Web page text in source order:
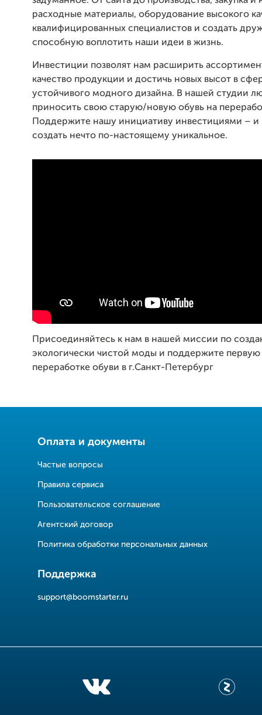
расходные материалы, оборудование высокого
квалифицированных специалистов и создать
способную воплотить наши идеи в жизнь.
Инвестиции позволят нам расширить
качество продукции и достичь новых высот в
устойчивого модного дизайна. В нашей студии
приносить свою старую/новую обувь на
Поддержите нашу инициативу инвестициями –
создать нечто по-настоящему уникальное.
Присоединяйтесь к нам в нашей миссии по
экологически чистой моды и поддержите
переработке обуви в г.Санкт-Петербург
Оплата и документы
Частые вопросы
Правила сервиса
Пользовательское соглашение
Агентский договор
Политика обработки персональных данных
Поддержка
support@boomstarter.ru